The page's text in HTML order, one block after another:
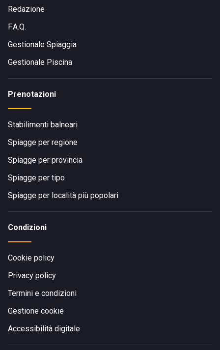
Redazione
F.A.Q.
Gestionale Spiaggia
Gestionale Piscina
Prenotazioni
Stabilimenti balneari
Spiagge per regione
Spiagge per provincia
Spiagge per tipo
Spiagge per località più popolari
Condizioni
Cookie policy
Privacy policy
Termini e condizioni
Gestione cookie
Accessibilità digitale